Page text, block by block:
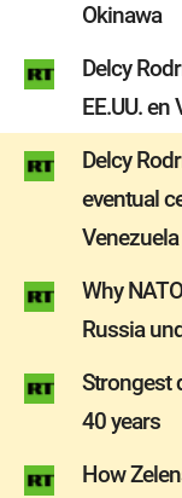
Okinawa
Delcy
EE.UU. en
Delcy
eventual
Venezuela
Why
Russia
Strongest
40 years
How